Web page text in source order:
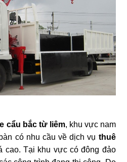
cẩu bắc từ liêm, khu vực nam
có nhu cầu về dịch vụ thuê
cao. Tại khu vực có đông đảo